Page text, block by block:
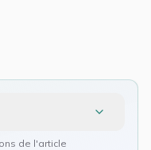
de l'article